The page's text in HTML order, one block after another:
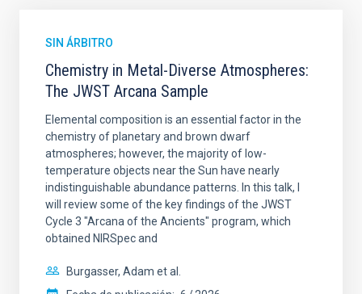
SIN ÁRBITRO
Chemistry in Metal-Diverse Atmospheres:
The JWST Arcana Sample
Elemental composition is an essential factor in the
chemistry of planetary and brown dwarf
atmospheres; however, the majority of low-
temperature objects near the Sun have nearly
indistinguishable abundance patterns. In this talk, I
will review some of the key findings of the JWST
Cycle 3 "Arcana of the Ancients" program, which
obtained NIRSpec and
Burgasser, Adam et al.